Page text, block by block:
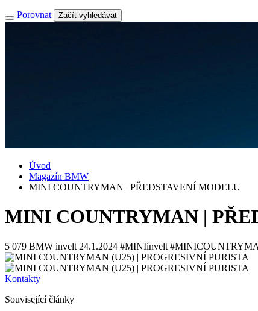
Porovnat Začít vyhledávat
Úvod
Magazín BMW
MINI COUNTRYMAN | PŘEDSTAVENÍ MODELU
MINI COUNTRYMAN |
5 079 BMW invelt 24.1.2024 #MINIinvelt
Kontakty
Související články